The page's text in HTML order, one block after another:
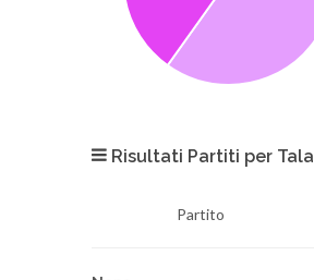
Risultati Partiti per
Partito